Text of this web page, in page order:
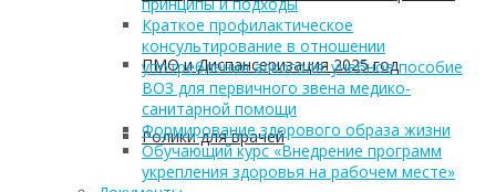
ПМО и Диспансеризация 2025 год
Ролики для врачей
Краткое профилактическое
консультирование в отношении
употребления алкоголя: учебное пособие
ВОЗ для первичного звена медико-
санитарной помощи
Формирование здорового образа жизни
Обучающий курс «Внедрение программ
укрепления здоровья на рабочем месте»